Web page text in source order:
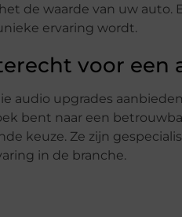
de waarde van uw auto.
ervaring wordt.
voor een
audio upgrades
bent naar een
keuze. Ze zijn
in de branche.